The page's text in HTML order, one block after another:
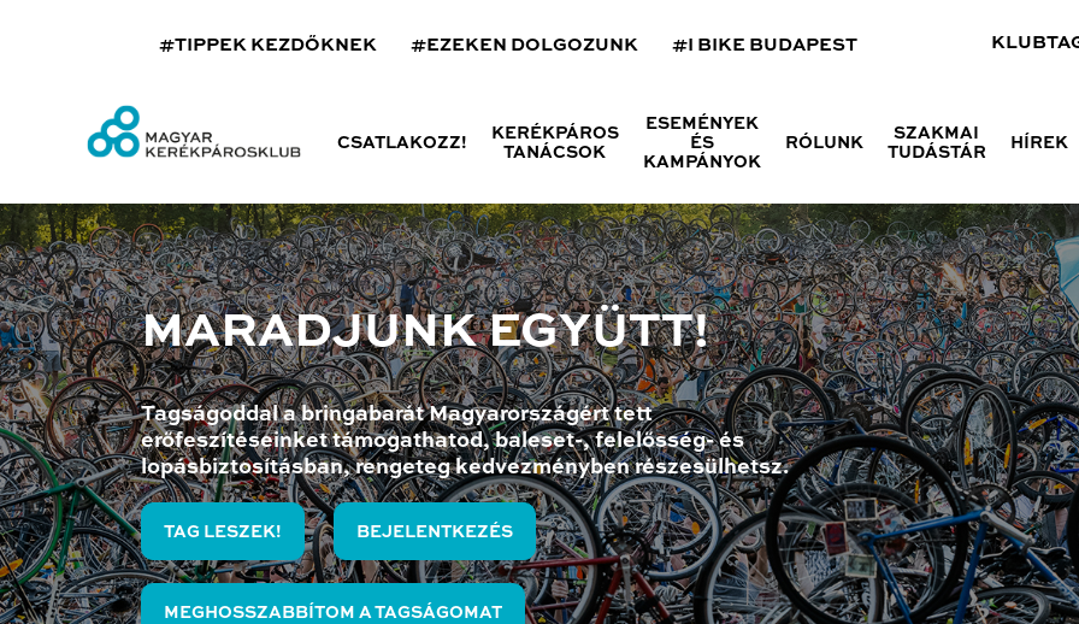
#TIPPEK KEZDŐKNEK #EZEKEN DOLGOZUNK #I BIKE BUDAPEST
CSATLAKOZZ!
KERÉKPÁROS
TANÁCSOK
ESEMÉNYEK
ÉS
KAMPÁNYOK
RÓLUNK
SZAKMAI
TUDÁSTÁR
HÍREK
MARADJUNK EGYÜTT!
Tagságoddal a bringabarát Magyarországért tett
erőfeszítéseinket támogathatod, baleset-, felelősség- és
lopásbiztosításban, rengeteg kedvezményben részesülhetsz.
TAG LESZEK! BEJELENTKEZÉS
MEGHOSSZABBÍTOM A TAGSÁGOMAT